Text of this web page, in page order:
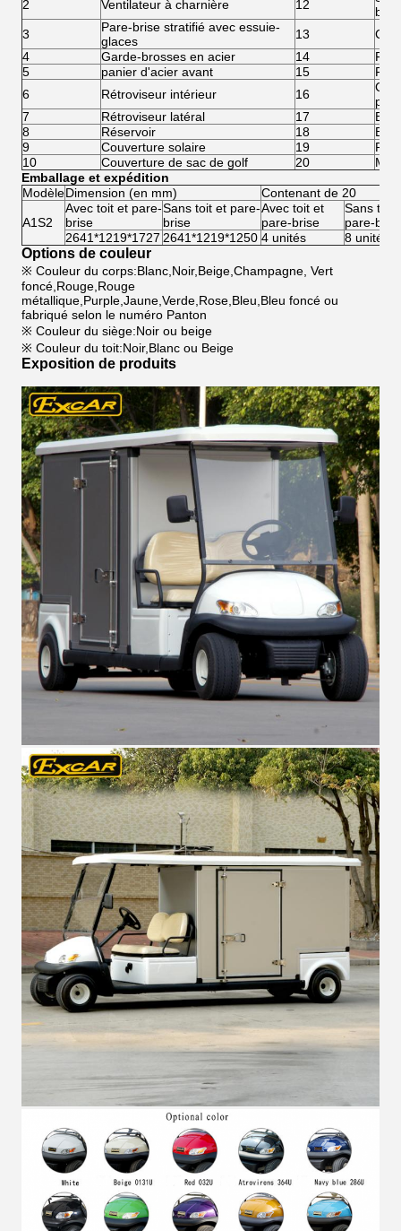
2 Ventilateur à charnière 12
3
Pare-brise stratifié avec essuie-
glaces
13
4
Garde-brosses en acier 14
5
panier d'acier avant 15
6
Rétroviseur intérieur 16
7
Rétroviseur latéral 17
8
Réservoir 18
9
Couverture solaire 19
10
Couverture de sac de golf 20
Emballage et expédition
ModèleDimension (en mm) Contenant de 20
A1S2
Avec toit et pare-
brise
Sans toit et pare-
brise
Avec toit et
pare-brise
Sans toit
pare-
2641*1219*1727 2641*1219*1250 4 unités 8 unités
Options de couleur
※ Couleur du corps:Blanc,Noir,Beige,Champagne, Vert
foncé,Rouge,Rouge
métallique,Purple,Jaune,Verde,Rose,Bleu,Bleu foncé ou
fabriqué selon le numéro Panton
※ Couleur du siège:Noir ou beige
※ Couleur du toit:Noir,Blanc ou Beige
Exposition de produits